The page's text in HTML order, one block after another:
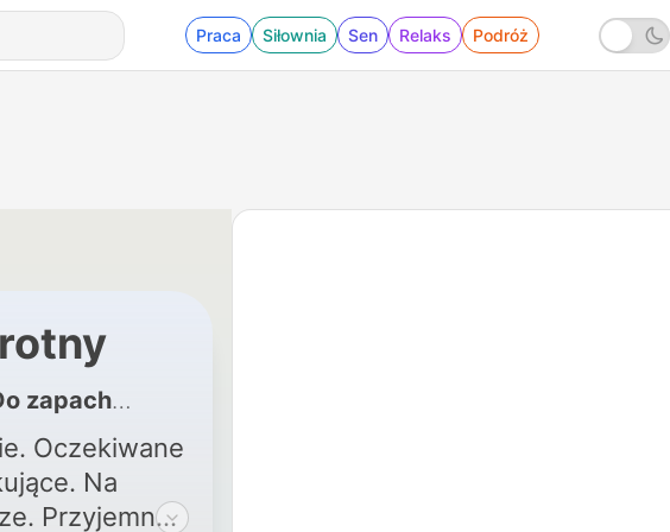
Praca Siłownia Sen Relaks Podróż
Zbigniew Parafianowicz o pierwszych dniach wojny w Ukrainie.
Oczekiwane
Na
Przyjemne i